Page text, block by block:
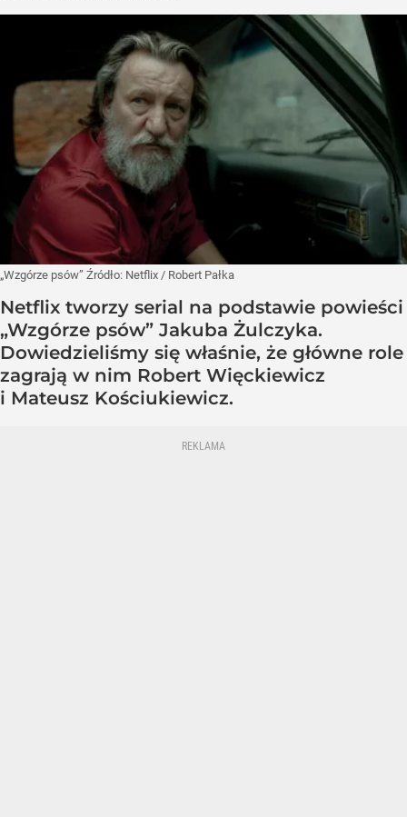
„Wzgórze psów” Źródło: Netflix / Robert Pałka
Netflix tworzy serial na podstawie powieści
„Wzgórze psów” Jakuba Żulczyka.
Dowiedzieliśmy się właśnie, że główne role
zagrają w nim Robert Więckiewicz
i Mateusz Kościukiewicz.